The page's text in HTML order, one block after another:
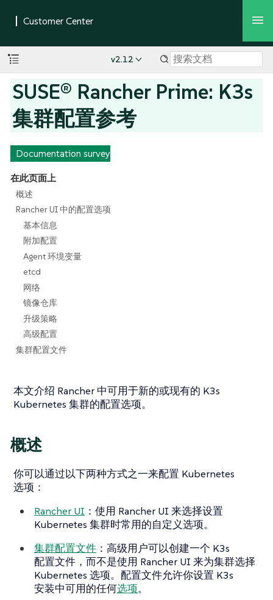
v2.12
SUSE® Rancher Prime: K3s
集群配置参考
Documentation survey
在此页面上
概述
Rancher UI 中的配置选项
基本信息
附加配置
Agent 环境变量
etcd
网络
镜像仓库
升级策略
高级配置
集群配置文件
本文介绍 Rancher 中可用于新的或现有的 K3s
Kubernetes 集群的配置选项。
概述
你可以通过以下两种方式之一来配置 Kubernetes
选项：
Rancher UI ：使用 Rancher UI 来选择设置
Kubernetes 集群时常用的自定义选项。
集群配置文件 ：高级用户可以创建一个 K3s
配置文件，而不是使用 Rancher UI 来为集群选择
Kubernetes 选项。配置文件允许你设置 K3s
安装中可用的任何选项。